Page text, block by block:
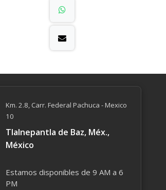
Km. 2.8, Carr. Federal Pachuca - Mexico
10
Tlalnepantla de Baz, Méx.,
México
Estamos disponibles de 9 AM a 6
PM